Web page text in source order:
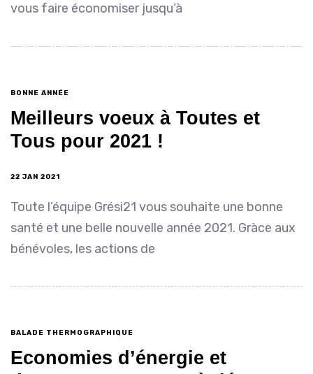
vous faire économiser jusqu’à
BONNE ANNÉE
Meilleurs voeux à Toutes et
Tous pour 2021 !
22 JAN 2021
Toute l’équipe Grési21 vous souhaite une bonne
santé et une belle nouvelle année 2021. Gràce aux
bénévoles, les actions de
BALADE THERMOGRAPHIQUE
Economies d’énergie et